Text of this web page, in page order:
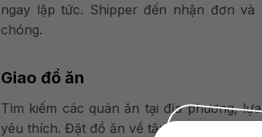
ngay lập tức. Shipper đến nhận đơn và
chóng.
Giao đồ ăn
Tìm kiếm các quán ăn tại địa phương,
yêu thích. Đặt đồ ăn về tận nhà để thưởng